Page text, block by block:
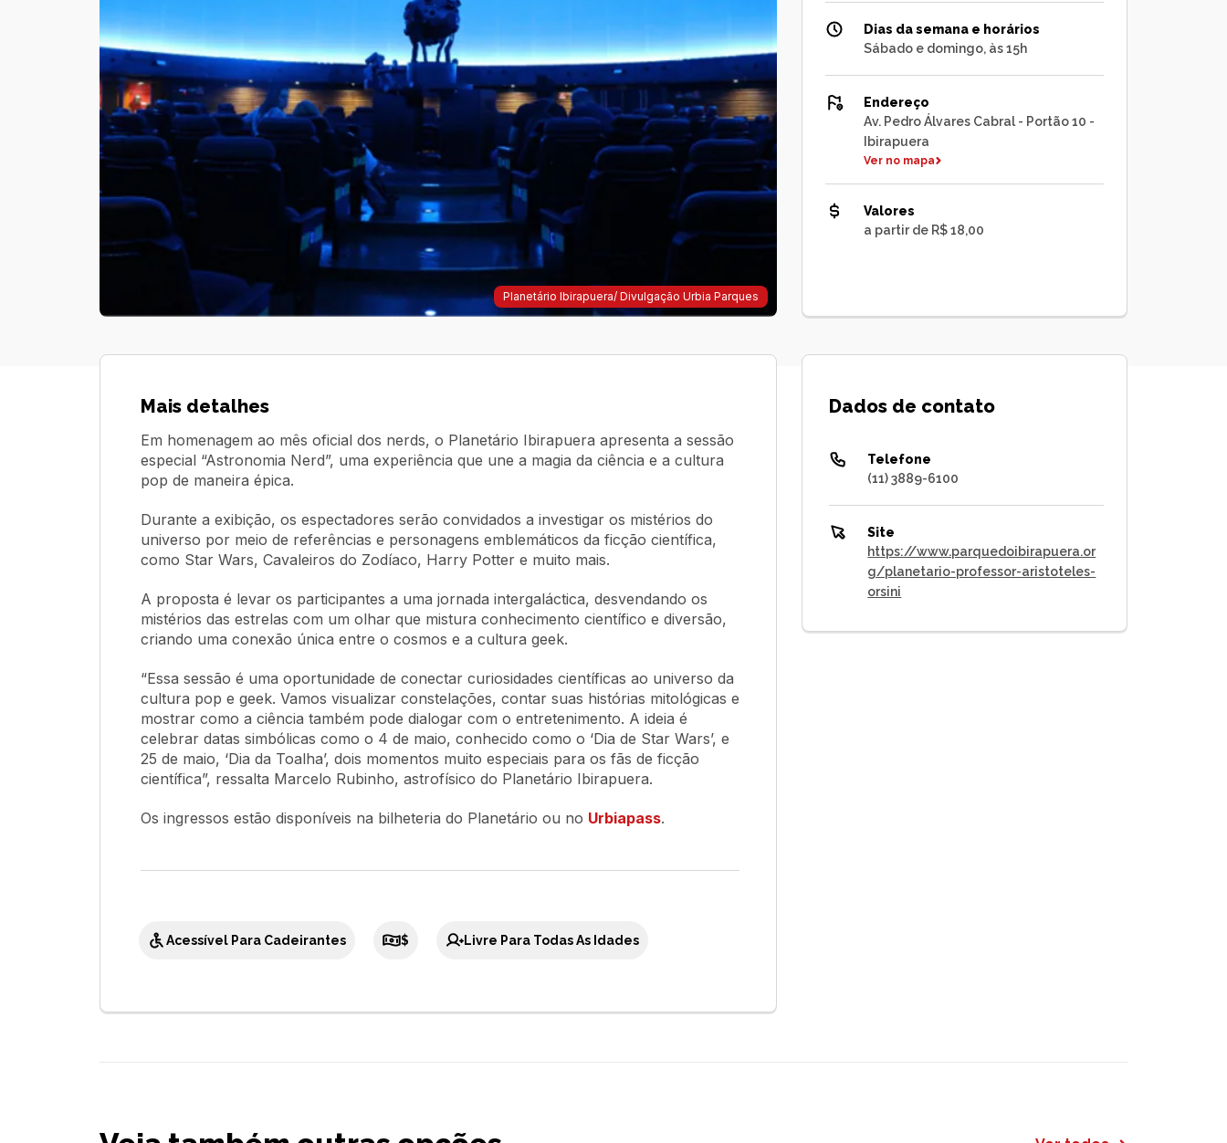
Planetário Ibirapuera/ Divulgação Urbia Parques
Dias da semana e horários
Sábado e domingo, às 15h
Endereço
Av. Pedro Álvares Cabral - Portão 10 -
Ibirapuera
Ver no mapa
Valores
a partir de R$ 18,00
Mais detalhes
Em homenagem ao mês oficial dos nerds, o Planetário Ibirapuera apresenta a sessão
especial “Astronomia Nerd”, uma experiência que une a magia da ciência e a cultura
pop de maneira épica.
Durante a exibição, os espectadores serão convidados a investigar os mistérios do
universo por meio de referências e personagens emblemáticos da ficção científica,
como Star Wars, Cavaleiros do Zodíaco, Harry Potter e muito mais.
A proposta é levar os participantes a uma jornada intergaláctica, desvendando os
mistérios das estrelas com um olhar que mistura conhecimento científico e diversão,
criando uma conexão única entre o cosmos e a cultura geek.
“Essa sessão é uma oportunidade de conectar curiosidades científicas ao universo da
cultura pop e geek. Vamos visualizar constelações, contar suas histórias mitológicas e
mostrar como a ciência também pode dialogar com o entretenimento. A ideia é
celebrar datas simbólicas como o 4 de maio, conhecido como o ‘Dia de Star Wars’, e
25 de maio, ‘Dia da Toalha’, dois momentos muito especiais para os fãs de ficção
científica”, ressalta Marcelo Rubinho, astrofísico do Planetário Ibirapuera.
Os ingressos estão disponíveis na bilheteria do Planetário ou no Urbiapass.
Acessível Para Cadeirantes $ Livre Para Todas As Idades
Dados de contato
Telefone
(11) 3889-6100
Site
https://www.parquedoibirapuera.or
g/planetario-professor-aristoteles-
orsini